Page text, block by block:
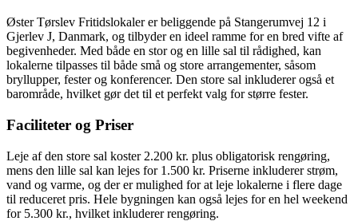
Øster Tørslev Fritidslokaler er beliggende på Stangerumvej 12 i
Gjerlev J, Danmark, og tilbyder en ideel ramme for en bred vifte af
begivenheder. Med både en stor og en lille sal til rådighed, kan
lokalerne tilpasses til både små og store arrangementer, såsom
bryllupper, fester og konferencer. Den store sal inkluderer også et
barområde, hvilket gør det til et perfekt valg for større fester.
Faciliteter og Priser
Leje af den store sal koster 2.200 kr. plus obligatorisk rengøring,
mens den lille sal kan lejes for 1.500 kr. Priserne inkluderer strøm,
vand og varme, og der er mulighed for at leje lokalerne i flere dage
til reduceret pris. Hele bygningen kan også lejes for en hel weekend
for 5.300 kr., hvilket inkluderer rengøring.